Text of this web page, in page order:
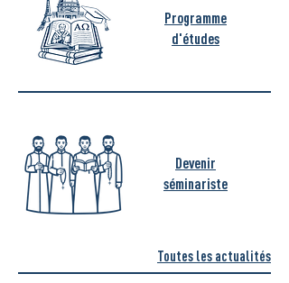
Programme
d'études
Devenir
séminariste
Toutes les actualités